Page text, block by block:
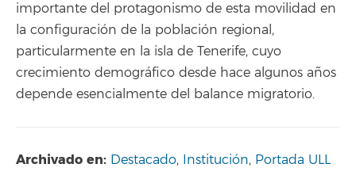
importante del protagonismo de esta movilidad en
la configuración de la población regional,
particularmente en la isla de Tenerife, cuyo
crecimiento demográfico desde hace algunos años
depende esencialmente del balance migratorio.
Archivado en: Destacado, Institución, Portada ULL